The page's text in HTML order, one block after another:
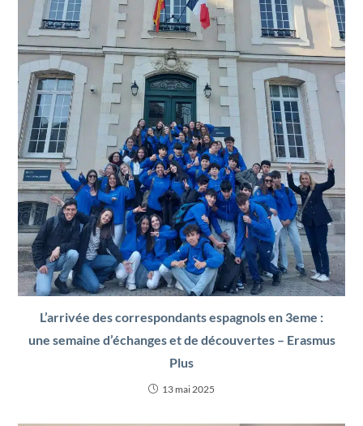
L’arrivée des correspondants espagnols en 3eme :
une semaine d’échanges et de découvertes – Erasmus
Plus
13 mai 2025